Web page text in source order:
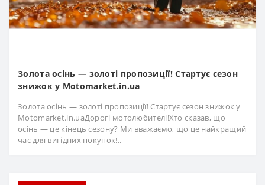
Золота осінь — золоті пропозиції! Стартує сезон
знижок у Motomarket.in.ua
Золота осінь — золоті пропозиції! Стартує сезон знижок у
Motomarket.in.uaДорогі мотолюбителі!Хто сказав, що
осінь — це кінець сезону? Ми вважаємо, що це найкращий
час для вигідних покупок!..